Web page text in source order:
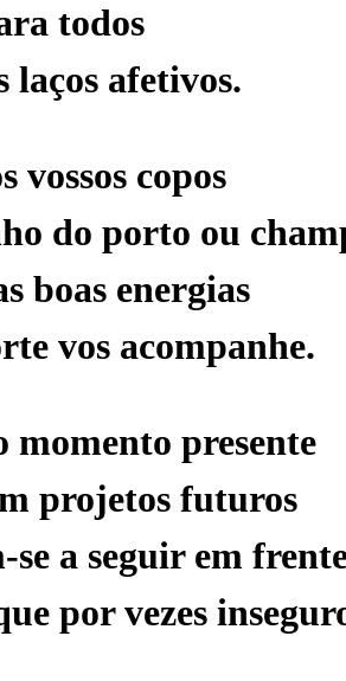
todos
laços afetivos.
vossos copos
do porto ou
boas energias
vos acompanhe.
momento presente
projetos futuros
a seguir em
por vezes